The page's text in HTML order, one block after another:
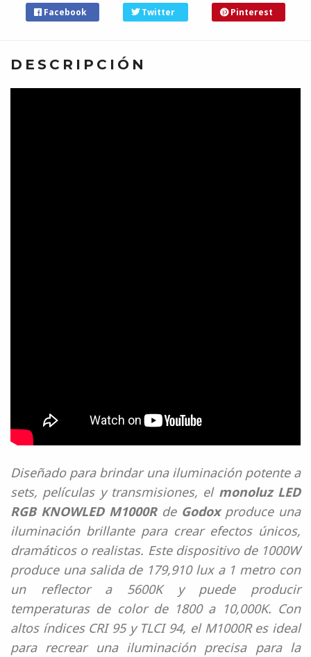
Facebook Twitter Pinterest
DESCRIPCIÓN
Diseñado para brindar una iluminación potente a
sets, películas y transmisiones, el monoluz LED
RGB KNOWLED M1000Rde Godoxproduce una
iluminación brillante para crear efectos únicos,
dramáticos o realistas. Este dispositivo de 1000W
produce una salida de 179,910 lux a 1 metro con
un reflector a 5600K y puede producir
temperaturas de color de 1800 a 10,000K. Con
altos índices CRI 95 y TLCI 94, el M1000R es ideal
para recrear una iluminación precisa para la